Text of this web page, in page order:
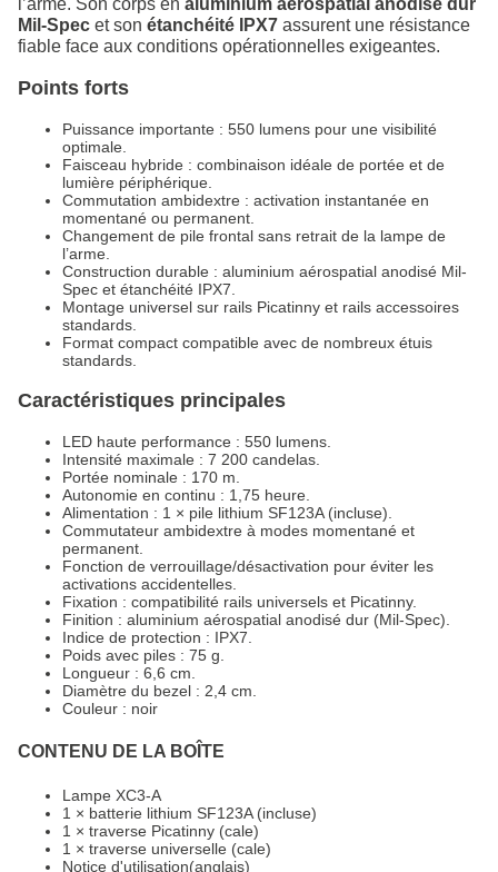
Mil-Spec et son étanchéité IPX7 assurent une résistance
fiable face aux conditions opérationnelles exigeantes.
Points forts
Puissance importante : 550 lumens pour une visibilité
optimale.
Faisceau hybride : combinaison idéale de portée et de
lumière périphérique.
Commutation ambidextre : activation instantanée en
momentané ou permanent.
Changement de pile frontal sans retrait de la lampe de
l’arme.
Construction durable : aluminium aérospatial anodisé Mil-
Spec et étanchéité IPX7.
Montage universel sur rails Picatinny et rails accessoires
standards.
Format compact compatible avec de nombreux étuis
standards.
Caractéristiques principales
LED haute performance : 550 lumens.
Intensité maximale : 7 200 candelas.
Portée nominale : 170 m.
Autonomie en continu : 1,75 heure.
Alimentation : 1 × pile lithium SF123A (incluse).
Commutateur ambidextre à modes momentané et
permanent.
Fonction de verrouillage/désactivation pour éviter les
activations accidentelles.
Fixation : compatibilité rails universels et Picatinny.
Finition : aluminium aérospatial anodisé dur (Mil-Spec).
Indice de protection : IPX7.
Poids avec piles : 75 g.
Longueur : 6,6 cm.
Diamètre du bezel : 2,4 cm.
Couleur : noir
CONTENU DE LA BOÎTE
Lampe XC3-A
1 × batterie lithium SF123A (incluse)
1 × traverse Picatinny (cale)
1 × traverse universelle (cale)
Notice d'utilisation(anglais)